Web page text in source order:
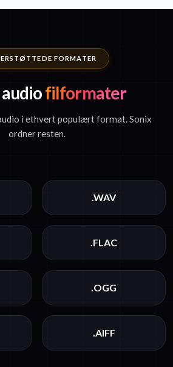
FORMATER
filformater
i ethvert populært format. Sonix
ordner resten.
.WAV
.FLAC
.OGG
.AIFF